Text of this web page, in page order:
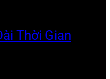
Thời Gian